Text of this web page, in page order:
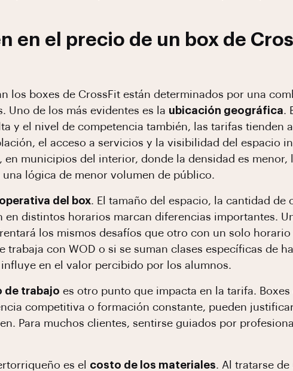
en el precio de un box de
los boxes de CrossFit están determinados por una
Uno de los más evidentes es la ubicación geográfica.
y el nivel de competencia también, las tarifas tienden
el acceso a servicios y la visibilidad del espacio
en municipios del interior, donde la densidad es menor,
lógica de menor volumen de público.
del box. El tamaño del espacio, la cantidad de
distintos horarios marcan diferencias importantes.
los mismos desafíos que otro con un solo horario
trabaja con WOD o si se suman clases específicas de
en el valor percibido por los alumnos.
de trabajo es otro punto que impacta en la tarifa.
competitiva o formación constante, pueden
Para muchos clientes, sentirse guiados por
es el costo de los materiales. Al tratarse